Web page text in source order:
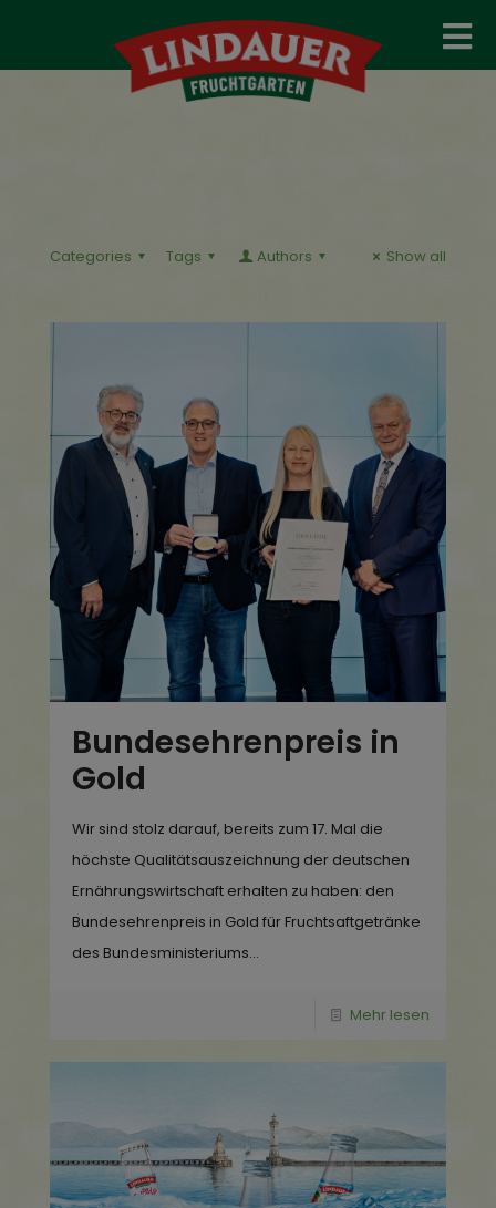
Categories Tags Authors Show all
Bundesehrenpreis in
Gold
Wir sind stolz darauf, bereits zum 17. Mal die
höchste Qualitätsauszeichnung der deutschen
Ernährungswirtschaft erhalten zu haben: den
Bundesehrenpreis in Gold für Fruchtsaftgetränke
des Bundesministeriums...
Mehr lesen